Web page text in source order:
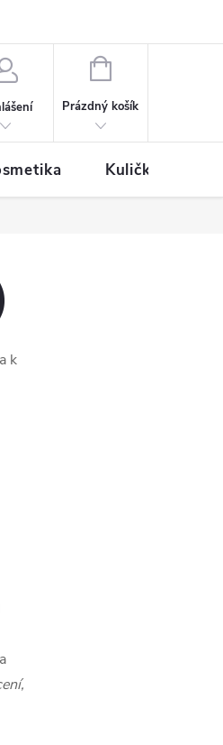
NÁKUPNÍ
Prázdný košík
Kuličky
k